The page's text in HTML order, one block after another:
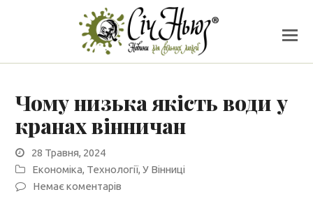
Чому низька якість води у
кранах вінничан
28 Травня, 2024
Економіка, Технології,У Вінниці
Немає коментарів